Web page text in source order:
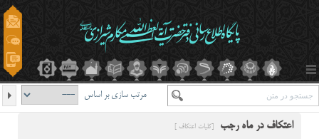
مرتب سازی بر اساس
اعتکاف در ماه رجب [کلیات اعتکاف ]